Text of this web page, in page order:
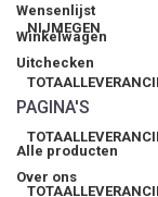
NIJMEGEN
Wensenlijst
Winkelwagen
Uitchecken
PAGINA'S
Alle producten
Over ons